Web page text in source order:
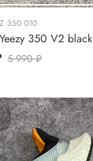
350 010
350 V2 black
5 990 ₽